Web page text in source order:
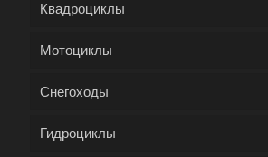
Квадроциклы
Мотоциклы
Снегоходы
Гидроциклы